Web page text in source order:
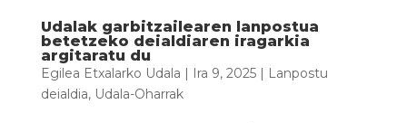
Udalak garbitzailearen lanpostua
betetzeko deialdiaren iragarkia
argitaratu du
Egilea Etxalarko Udala | Ira 9, 2025| Lanpostu
deialdia, Udala-Oharrak